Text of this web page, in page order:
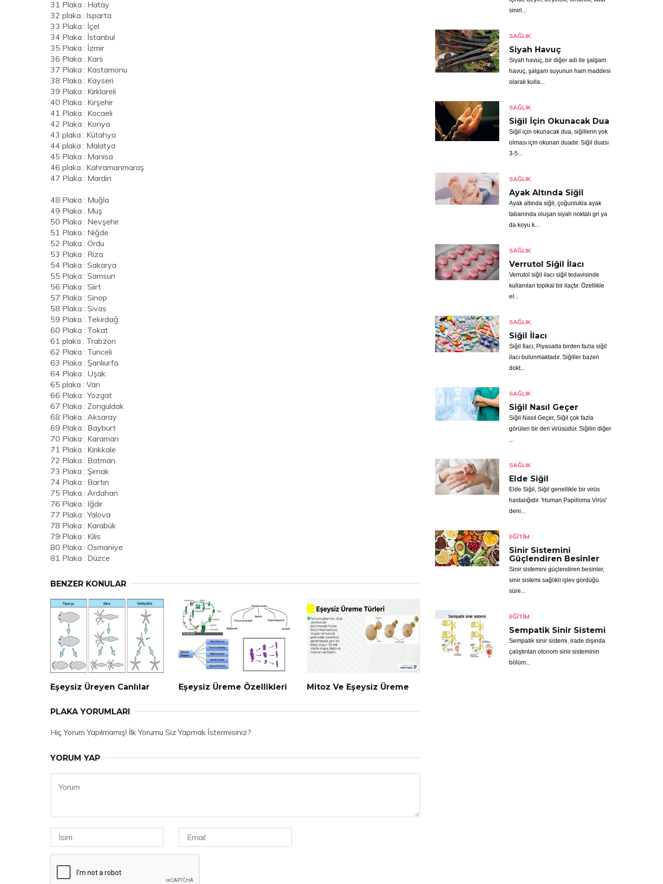
31 Plaka : Hatay
32 plaka : Isparta
33 Plaka : İçel
34 Plaka : İstanbul
35 Plaka : İzmir
36 Plaka : Kars
37 Plaka : Kastamonu
38 Plaka : Kayseri
39 Plaka : Kırklareli
40 Plaka : Kırşehir
41 Plaka : Kocaeli
42 Plaka : Konya
43 plaka : Kütahya
44 plaka : Malatya
45 Plaka : Manisa
46 plaka : Kahramanmaraş
47 Plaka : Mardin
48 Plaka : Muğla
49 Plaka : Muş
50 Plaka : Nevşehir
51 Plaka : Niğde
52 Plaka : Ordu
53 Plaka : Riza
54 Plaka : Sakarya
55 Plaka : Samsun
56 Plaka : Siirt
57 Plaka : Sinop
58 Plaka : Sivas
59 Plaka : Tekirdağ
60 Plaka : Tokat
61 plaka : Trabzon
62 Plaka : Tunceli
63 Plaka : Şanlıurfa
64 Plaka : Uşak
65 plaka : Van
66 Plaka : Yozgat
67 Plaka : Zonguldak
68 Plaka : Aksaray
69 Plaka : Bayburt
70 Plaka : Karaman
71 Plaka : Kırıkkale
72 Plaka : Batman
73 Plaka : Şırnak
74 Plaka : Bartın
75 Plaka : Ardahan
76 Plaka : Iğdır
77 Plaka : Yalova
78 Plaka : Karabük
79 Plaka : Kilis
80 Plaka : Osmaniye
81 Plaka : Düzce
BENZER KONULAR
Eşeysiz Üreyen Canlılar Eşeysiz Üreme Özellikleri Mitoz Ve Eşeysiz Üreme
PLAKA YORUMLARI
Hiç Yorum Yapılmamış! İlk Yorumu Siz Yapmak İstermisiniz?
YORUM YAP
sinirl...
SAĞLIK
Siyah Havuç
Siyah havuç, bir diğer adı ile şalgam
havuç, şalgam suyunun ham maddesi
olarak kulla...
SAĞLIK
Siğil İçin Okunacak Dua
Siğil için okunacak dua, siğillerin yok
olması için okunan duadır. Siğil duası
3-5...
SAĞLIK
Ayak Altında Siğil
Ayak altında siğil, çoğunlukla ayak
tabanında oluşan siyah noktalı gri ya
da koyu k...
SAĞLIK
Verrutol Siğil İlacı
Verrutol siğil ilacı siğil tedavisinde
kullanılan topikal bir ilaçtır. Özellikle
el...
SAĞLIK
Siğil İlacı
Siğil İlacı, Piyasada birden fazla siğil
ilacı bulunmaktadır. Siğiller bazen
dokt...
SAĞLIK
Siğil Nasıl Geçer
Siğil Nasıl Geçer, Siğil çok fazla
görülen bir deri virüsüdür. Siğilin diğer
...
SAĞLIK
Elde Siğil
Elde Siğil, Siğil genellikle bir virüs
hastalığıdır. 'Human Papilloma Virüs'
deni...
EĞITIM
Sinir Sistemini
Güçlendiren Besinler
Sinir sistemini güçlendiren besinler,
sinir sistemi sağlıklı işlev gördüğü
süre...
EĞITIM
Sempatik Sinir Sistemi
Sempatik sinir sistemi, irade dışında
çalıştırılan otonom sinir sisteminin
bölüm...